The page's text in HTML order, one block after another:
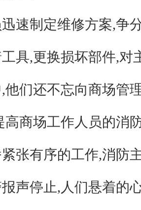
速制定维修方案,争
具,更换损坏部件,对
他们还不忘向商场管
高商场工作人员的消
张有序的工作,消防
声停止,人们悬着的